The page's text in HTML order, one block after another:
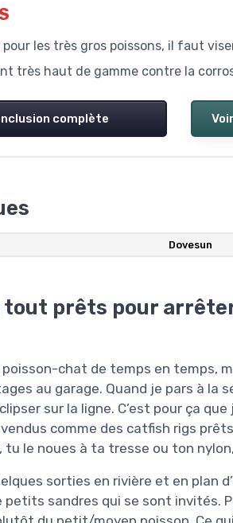
les très gros poissons, il faut
très haut de gamme contre la
complète
Dovesun
tout prêts pour
chat de temps en temps,
au garage. Quand je pars à la
sur la ligne. C’est pour ça que
vendus comme des catfish rigs
tu le noues à ta tresse ou ton
sorties en rivière et en plan
petits sandres qui se sont invités.